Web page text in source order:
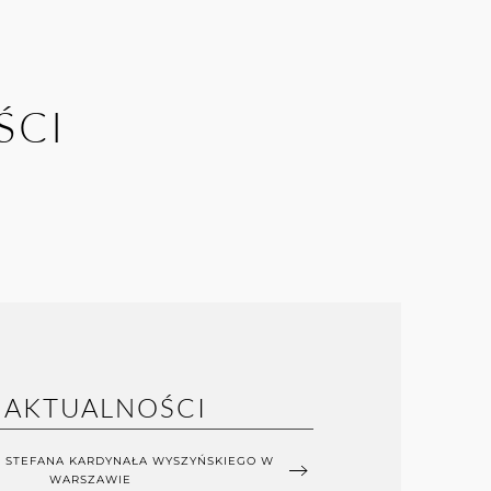
AKTUALNOŚCI
STEFANA KARDYNAŁA WYSZYŃSKIEGO W
WARSZAWIE